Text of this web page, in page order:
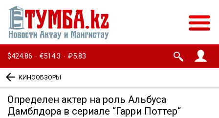
$424.86 · €514.3 · ₽5.83
КИНООБЗОРЫ
Определен актер на роль Альбуса
Дамблдора в сериале “Гарри Поттер“